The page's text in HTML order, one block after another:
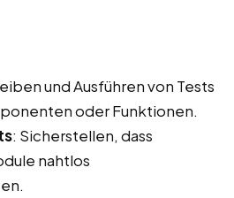
und Ausführen von Tests
oder Funktionen.
: Sicherstellen, dass
nahtlos